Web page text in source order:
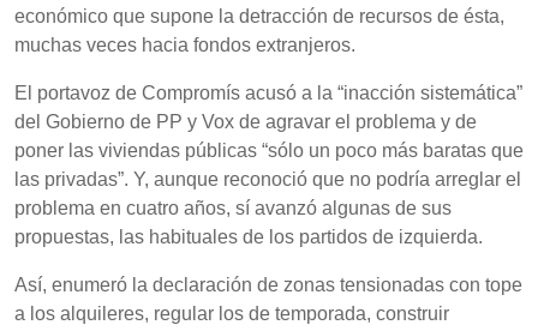
económico que supone la detracción de recursos de ésta,
muchas veces hacia fondos extranjeros.
El portavoz de Compromís acusó a la “inacción sistemática”
del Gobierno de PP y Vox de agravar el problema y de
poner las viviendas públicas “sólo un poco más baratas que
las privadas”. Y, aunque reconoció que no podría arreglar el
problema en cuatro años, sí avanzó algunas de sus
propuestas, las habituales de los partidos de izquierda.
Así, enumeró la declaración de zonas tensionadas con tope
a los alquileres, regular los de temporada, construir